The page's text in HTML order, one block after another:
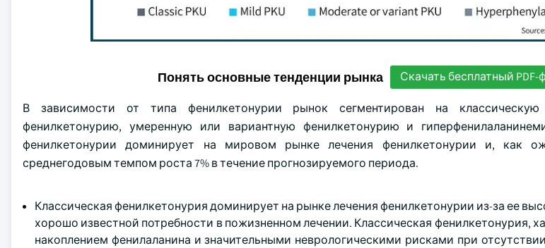
Понять основные тенденции рынка Скачать бесплатный PDF-
В зависимости от типа фенилкетонурии рынок сегментирован на классическую
фенилкетонурию, умеренную или вариантную фенилкетонурию и
фенилкетонурии доминирует на мировом рынке лечения фенилкетонурии и, как
среднегодовым темпом роста 7% в течение прогнозируемого периода.
Классическая фенилкетонурия доминирует на рынке лечения фенилкетонурии из-за ее
хорошо известной потребности в пожизненном лечении. Классическая фенилкетонурия,
накоплением фенилаланина и значительными неврологическими рисками при